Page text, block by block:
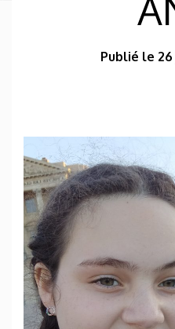
Publié le